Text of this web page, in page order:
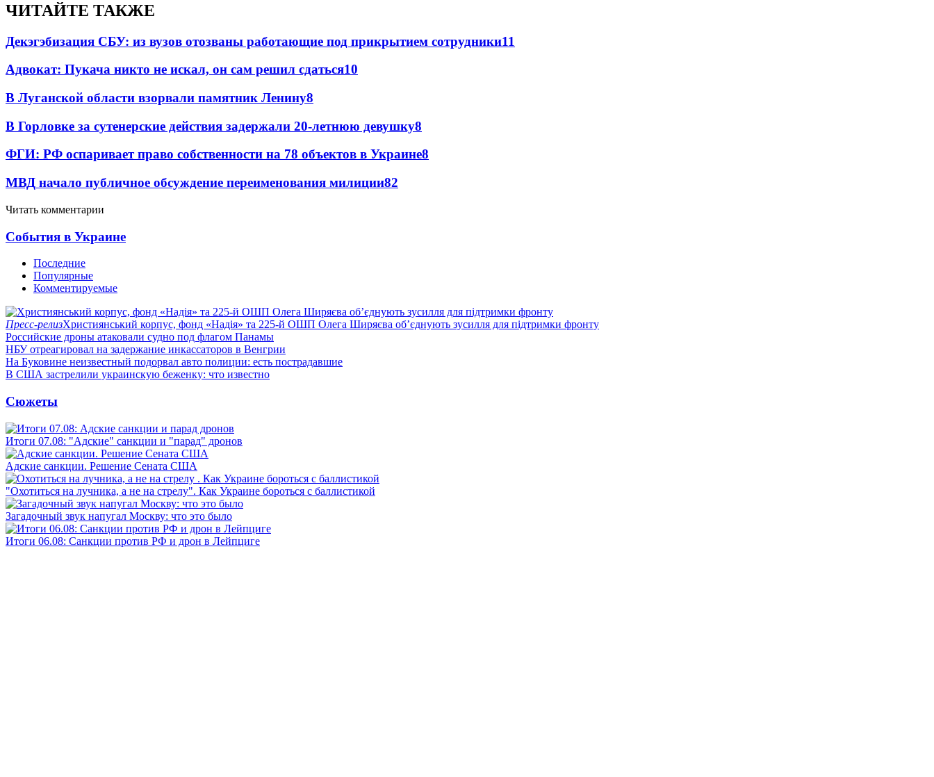
ЧИТАЙТЕ ТАКЖЕ
Декэгэбизация СБУ: из вузов отозваны работающие под прикрытием сотрудники11
Адвокат: Пукача никто не искал, он сам решил сдаться10
В Луганской области взорвали памятник Ленину8
В Горловке за сутенерские действия задержали 20-летнюю девушку8
ФГИ: РФ оспаривает право собственности на 78 объектов в Украине8
МВД начало публичное обсуждение переименования милиции82
Читать комментарии
События в Украине
Последние
Популярные
Комментируемые
Пресс-релизХристиянський корпус, фонд «Надія» та 225-й ОШП Олега Ширяєва об’єднують зусилля для підтримки фронту
Российские дроны атаковали судно под флагом Панамы
НБУ отреагировал на задержание инкассаторов в Венгрии
На Буковине неизвестный подорвал авто полиции: есть пострадавшие
В США застрелили украинскую беженку: что известно
Сюжеты
Итоги 07.08: "Адские" санкции и "парад" дронов
Адские санкции. Решение Сената США
"Охотиться на лучника, а не на стрелу". Как Украине бороться с баллистикой
Загадочный звук напугал Москву: что это было
Итоги 06.08: Санкции против РФ и дрон в Лейпциге